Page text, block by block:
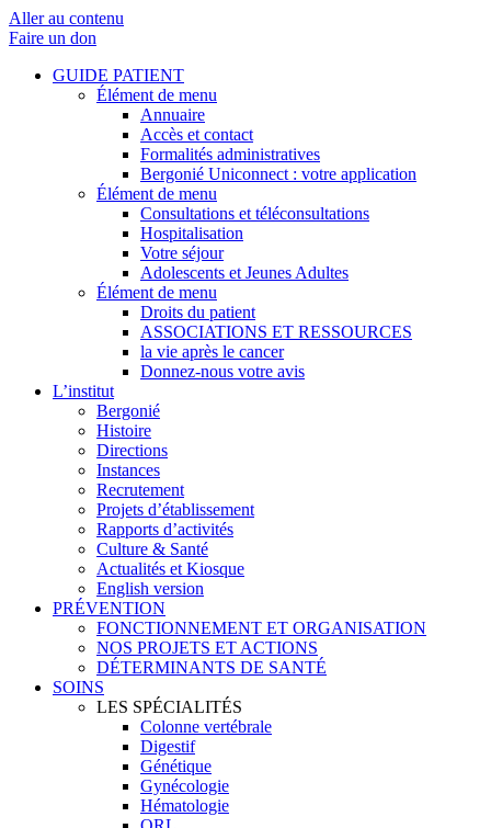
Aller au contenu
Faire un don
GUIDE PATIENT
Élément de menu
Annuaire
Accès et contact
Formalités administratives
Bergonié Uniconnect : votre application
Élément de menu
Consultations et téléconsultations
Hospitalisation
Votre séjour
Adolescents et Jeunes Adultes
Élément de menu
Droits du patient
ASSOCIATIONS ET RESSOURCES
la vie après le cancer
Donnez-nous votre avis
L’institut
Bergonié
Histoire
Directions
Instances
Recrutement
Projets d’établissement
Rapports d’activités
Culture & Santé
Actualités et Kiosque
English version
PRÉVENTION
FONCTIONNEMENT ET ORGANISATION
NOS PROJETS ET ACTIONS
DÉTERMINANTS DE SANTÉ
SOINS
LES SPÉCIALITÉS
Colonne vertébrale
Digestif
Génétique
Gynécologie
Hématologie